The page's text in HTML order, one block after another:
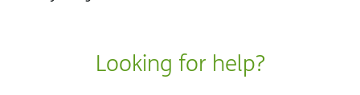
Looking for help?